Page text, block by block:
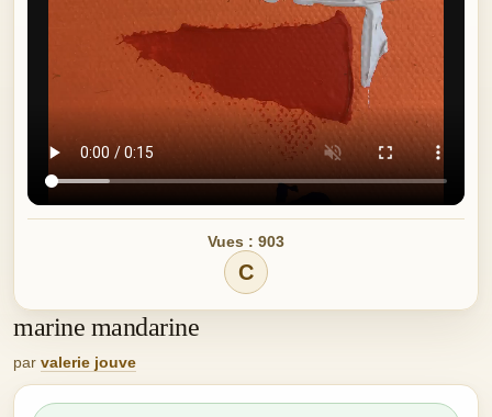
Vues : 903
C
marine mandarine
par valerie jouve